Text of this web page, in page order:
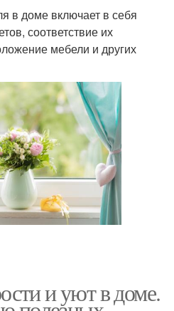
в доме включает в себя
соответствие их
мебели и других
и уют в доме.